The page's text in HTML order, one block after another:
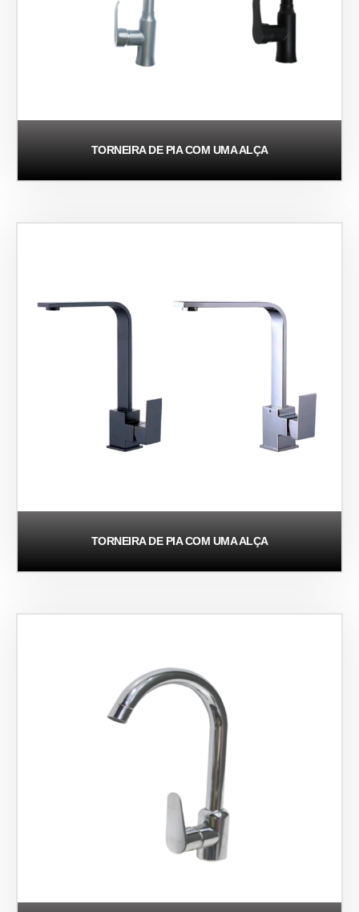
TORNEIRA DE PIA COM UMA ALÇA
TORNEIRA DE PIA COM UMA ALÇA